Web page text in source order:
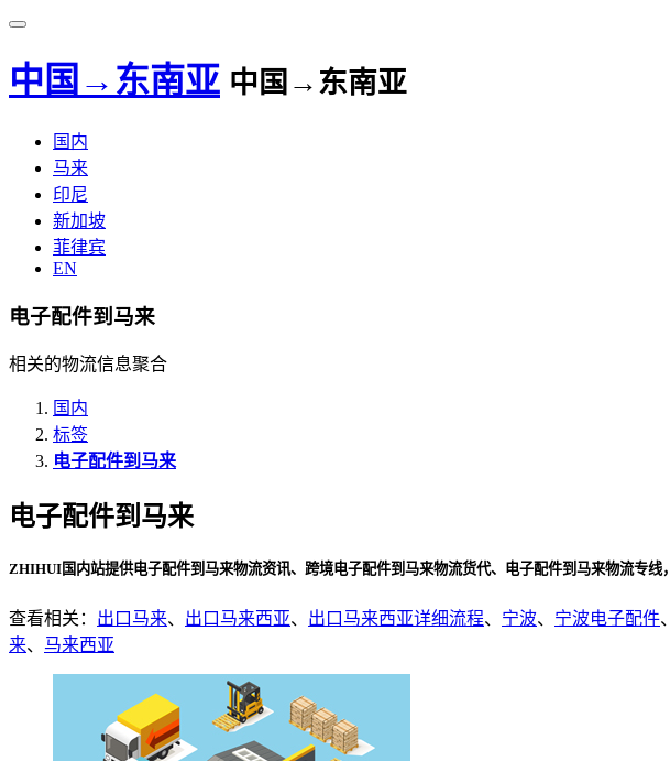
中国→东南亚 中国→东南亚
国内
马来
印尼
新加坡
菲律宾
EN
电子配件到马来
相关的物流信息聚合
国内
标签
电子配件到马来
电子配件到马来
ZHIHUI国内站提供电子配件到马来物流资讯、跨境电子配件到马来物流货代、电子配件到马来物流专线，
查看相关： 出口马来、 出口马来西亚、 出口马来西亚详细流程、 宁波、 宁波电子配件、
来、 马来西亚